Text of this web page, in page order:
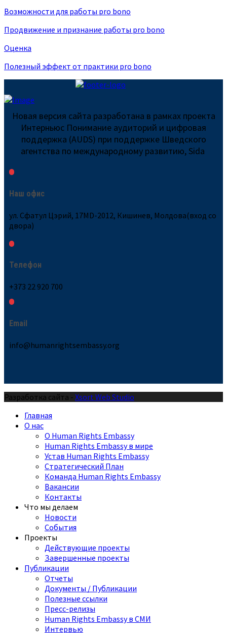
Возможности для работы pro bono
Продвижение и признание работы pro bono
Оценка
Полезный эффект от практики pro bono
Новая версия сайта разработана в рамках проекта
Интерньюс Понимание аудиторий и цифровая
поддержка (AUDS) при поддержке Шведского
агентства по международному развитию, Sida
Наш офис
ул. Сфатул Цэрий, 17MD-2012, Кишинев, Молдова(вход со
двора)
Телефон
+373 22 920 700
Email
info@humanrightsembassy.org
Разработка сайта - Xsort Web Studio
Главная
О нас
О Human Rights Embassy
Human Rights Embassy в мире
Устав Human Rights Embassy
Стратегический План
Команда Human Rights Embassy
Вакансии
Контакты
Что мы делаем
Новости
События
Проекты
Действующие проекты
Завершенные проекты
Публикации
Отчеты
Документы / Публикации
Полезные ссылки
Пресс-релизы
Human Rights Embassy в СМИ
Интервью